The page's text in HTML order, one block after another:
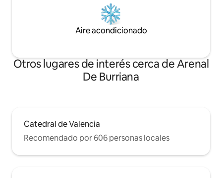
agradable. Dispone de artículos de playa
básicos (sombrilla, raquetas de playa y
dos sillas) para que disfrutes al máximo
de tu tiempo junto al mar. Internet de
Chromecast. Aire acondicionado para
un confort óptimo. Aislado
térmicamente y acústicamente, para
garantizar su tranquilidad.
Aire acondicionado
Otros lugares de interés cerca de Arenal
De Burriana
Catedral de Valencia
Recomendado por 606 personas locales